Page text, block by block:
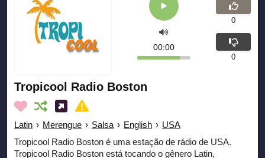
Tropicool Radio Boston
Latin › Merengue › Salsa › English › USA
Tropicool Radio Boston é uma estação de rádio de USA.
Tropicool Radio Boston está tocando o gênero Latin,
00:00
0
0